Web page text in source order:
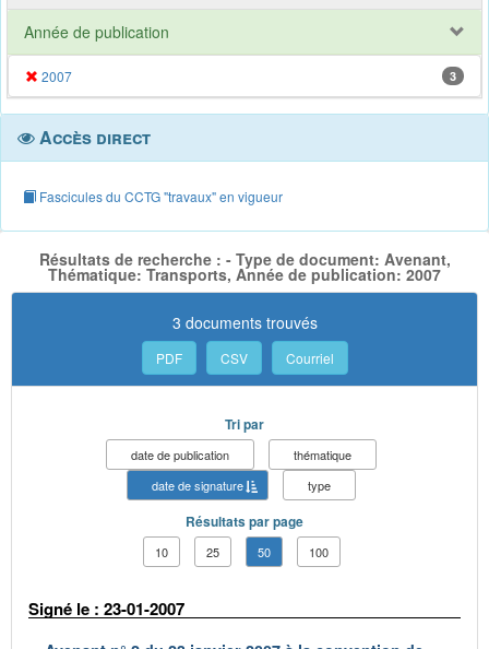
Année de publication
2007 3
Accès direct
Fascicules du CCTG "travaux" en vigueur
Résultats de recherche : - Type de document: Avenant,
Thématique: Transports, Année de publication: 2007
3 documents trouvés
PDF CSV Courriel
Tri par
date de publication
thématique
date de signature
type
Résultats par page
10 25 50 100
Signé le : 23-01-2007